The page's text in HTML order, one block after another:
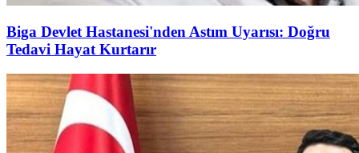
Biga Devlet Hastanesi'nden Astım Uyarısı: Doğru
Tedavi Hayat Kurtarır